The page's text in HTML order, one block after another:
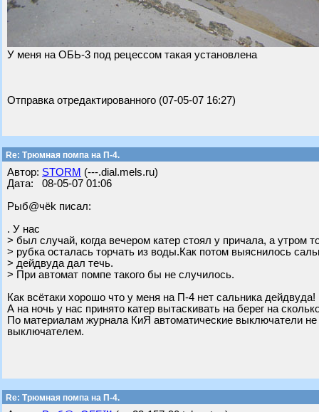
У меня на ОБЬ-3 под рецессом такая установлена
Отправка отредактированного (07-05-07 16:27)
Re: Трюмная помпа на П-4.
Автор: STORM (---.dial.mels.ru)
Дата: 08-05-07 01:06
Рыб@чёk писал:
. У нас
> был случай, когда вечером катер стоял у причала, а утром
> рубка осталась торчать из воды.Как потом выяснилось
> дейдвуда дал течь.
> При автомат помпе такого бы не случилось.
Как всётаки хорошо что у меня на П-4 нет сальника дейдвуда!
А на ночь у нас принято катер вытаскивать на берег на
По материалам журнала КиЯ автоматические выключатели
выключателем.
Re: Трюмная помпа на П-4.